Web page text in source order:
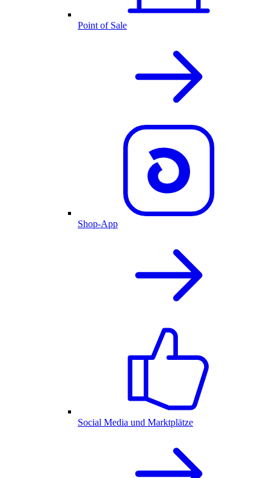
Point of Sale
Shop-App
Social Media und Marktplätze